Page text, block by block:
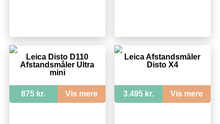
Leica Disto D110
Afstandsmåler Ultra
mini
875 kr. Vis mere
Leica Afstandsmåler
Disto X4
3.495 kr. Vis mere